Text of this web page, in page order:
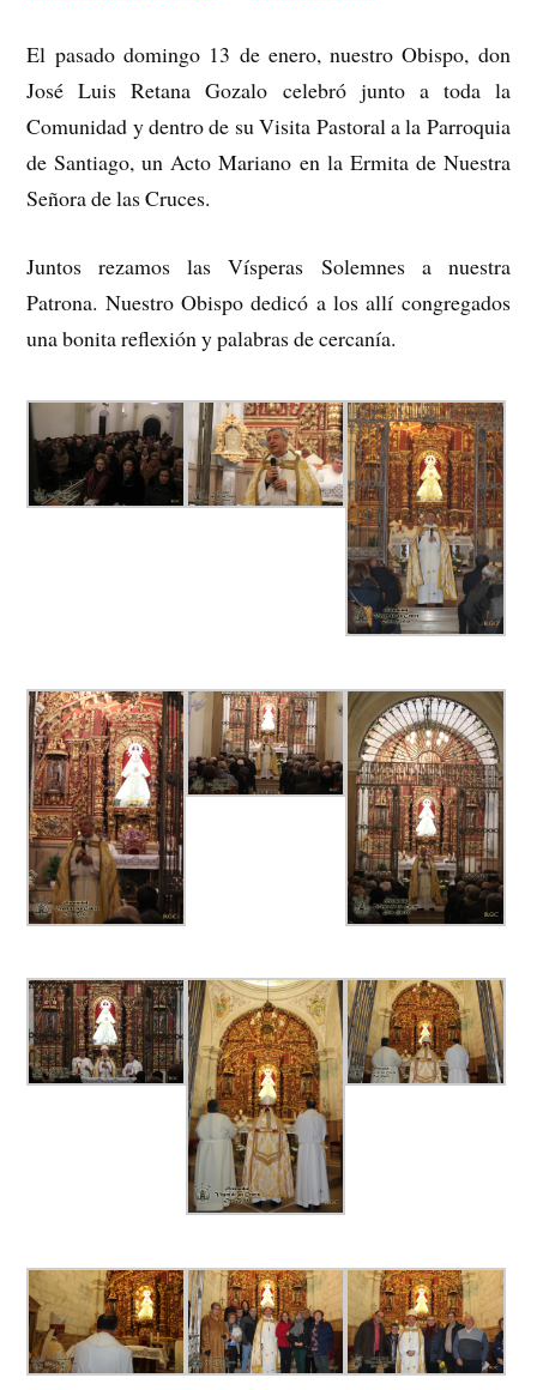
El pasado domingo 13 de enero, nuestro Obispo, don
José Luis Retana Gozalo celebró junto a toda la
Comunidad y dentro de su Visita Pastoral a la Parroquia
de Santiago, un Acto Mariano en la Ermita de Nuestra
Señora de las Cruces.
Juntos rezamos las Vísperas Solemnes a nuestra
Patrona. Nuestro Obispo dedicó a los allí congregados
una bonita reflexión y palabras de cercanía.